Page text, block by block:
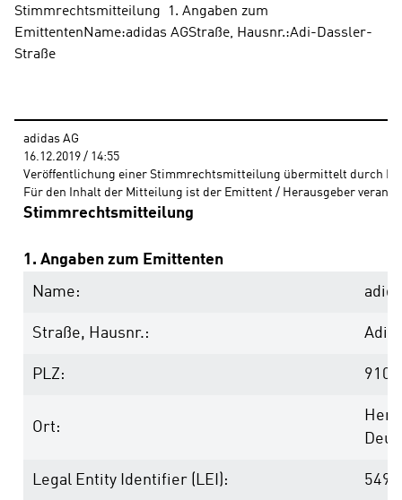
Stimmrechtsmitteilung  1. Angaben zum
EmittentenName:adidas AGStraße, Hausnr.:Adi-Dassler-
Straße
adidas AG
16.12.2019 / 14:55
Veröffentlichung einer Stimmrechtsmitteilung übermittelt durch
Für den Inhalt der Mitteilung ist der Emittent / Herausgeber
Stimmrechtsmitteilung
1. Angaben zum Emittenten
Name:
Straße, Hausnr.: Adi-
PLZ:
Ort:
Legal Entity Identifier (LEI):